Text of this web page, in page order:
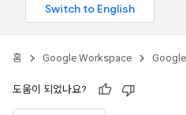
홈 Google Workspace
도움이 되었나요?